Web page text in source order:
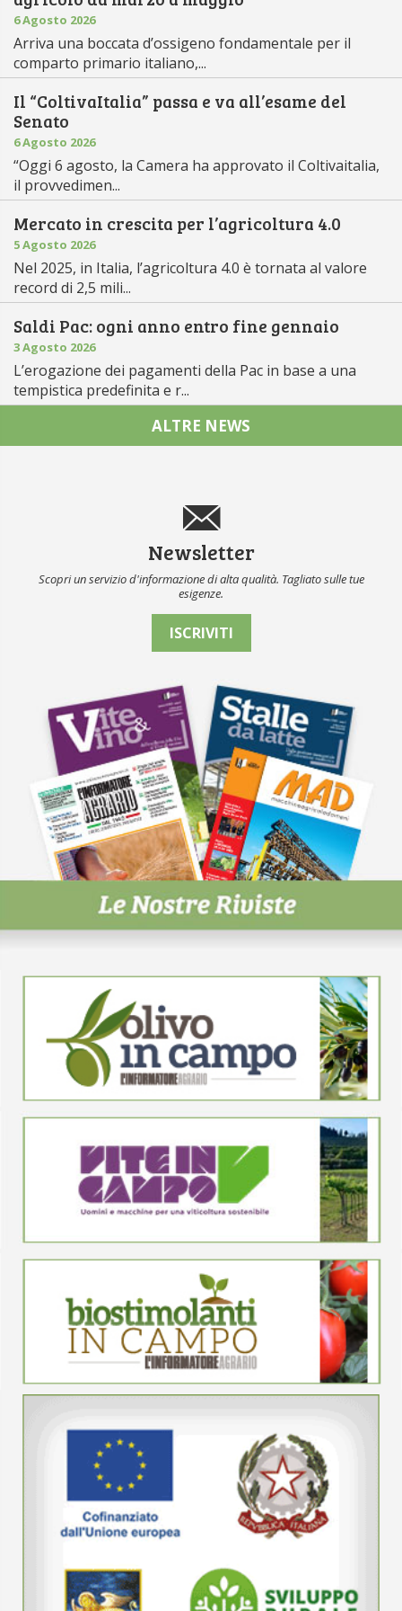
6 Agosto 2026
Arriva una boccata d’ossigeno fondamentale per il
comparto primario italiano,...
Il “ColtivaItalia” passa e va all’esame del
Senato
6 Agosto 2026
“Oggi 6 agosto, la Camera ha approvato il Coltivaitalia,
il provvedimen...
Mercato in crescita per l’agricoltura 4.0
5 Agosto 2026
Nel 2025, in Italia, l’agricoltura 4.0 è tornata al valore
record di 2,5 mili...
Saldi Pac: ogni anno entro fine gennaio
3 Agosto 2026
L’erogazione dei pagamenti della Pac in base a una
tempistica predefinita e r...
ALTRE NEWS
Newsletter
Scopri un servizio d'informazione di alta qualità. Tagliato sulle tue
esigenze.
ISCRIVITI